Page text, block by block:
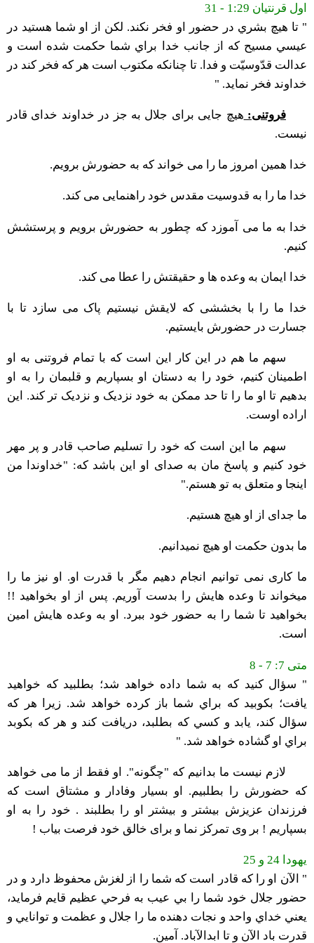
اول قرنتیان 1:29 - 31
" تا هيچ بشري در حضور او فخر نكند. لكن از او شما هستيد در
عيسي مسيح كه از جانب خدا براي شما حكمت شده است و
عدالت قدّوسيّت و فدا. تا چنانكه مكتوب است هر كه فخر كند در
خداوند فخر نمايد. "
فروتنی: هیچ جایی برای جلال به جز در خداوند خدای قادر
نیست.
خدا همین امروز ما را می خواند که به حضورش برویم.
خدا ما را به قدوسیت مقدس خود راهنمایی می کند.
خدا به ما می آموزد که چطور به حضورش برویم و پرستشش
کنیم.
خدا ایمان به وعده ها و حقیقتش را عطا می کند.
خدا ما را با بخششی که لایقش نیستیم پاک می سازد تا با
جسارت در حضورش بایستیم.
سهم ما هم در این کار این است که با تمام فروتنی به او
اطمینان کنیم، خود را به دستان او بسپاریم و قلبمان را به او
بدهیم تا او ما را تا حد ممکن به خود نزدیک و نزدیک تر کند. این
اراده اوست.
سهم ما این است که خود را تسلیم صاحب قادر و پر مهر
خود کنیم و پاسخ مان به صدای او این باشد که: "خداوندا من
اینجا و متعلق به تو هستم."
ما جدای از او هیچ هستیم.
ما بدون حکمت او هیچ نمیدانیم.
ما کاری نمی توانیم انجام دهیم مگر با قدرت او. او نیز ما را
میخواند تا وعده هایش را بدست آوریم. پس از او بخواهید !!
بخواهید تا شما را به حضور خود ببرد. او به وعده هایش امین
است.
متی 7: 7 - 8
" سؤال كنيد كه به شما داده خواهد شد؛ بطلبيد كه خواهيد
يافت؛ بكوبيد كه براي شما باز كرده خواهد شد. زيرا هر كه
سؤال كند، يابد و كسي كه بطلبد، دريافت كند و هر كه بكوبد
براي او گشاده خواهد شد. "
لازم نیست ما بدانیم که "چگونه". او فقط از ما می خواهد
که حضورش را بطلبیم. او بسیار وفادار و مشتاق است که
فرزندان عزیزش بیشتر و بیشتر او را بطلبند . خود را به او
بسپاریم ! بر وی تمرکز نما و برای خالق خود فرصت بیاب !
یهودا 24 و 25
" الآن او را كه قادر است كه شما را از لغزش محفوظ دارد و در
حضور جلال خود شما را بي عيب به فرحي عظيم قايم فرمايد،
يعني خداي واحد و نجات دهنده ما را جلال و عظمت و توانايي و
قدرت باد الآن و تا ابدالآباد. آمين.